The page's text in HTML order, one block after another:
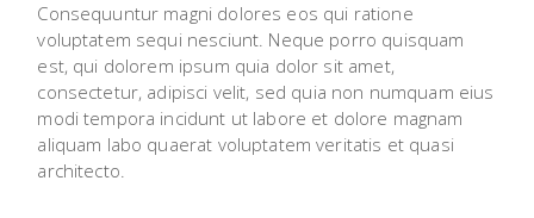
Consequuntur magni dolores eos qui ratione
voluptatem sequi nesciunt. Neque porro quisquam
est, qui dolorem ipsum quia dolor sit amet,
consectetur, adipisci velit, sed quia non numquam eius
modi tempora incidunt ut labore et dolore magnam
aliquam labo quaerat voluptatem veritatis et quasi
architecto.